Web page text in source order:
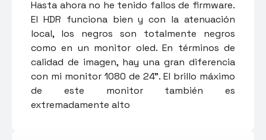
Hasta ahora no he tenido fallos de firmware.
El HDR funciona bien y con la atenuación
local, los negros son totalmente negros
como en un monitor oled. En términos de
calidad de imagen, hay una gran diferencia
con mi monitor 1080 de 24". El brillo máximo
de este monitor también es
extremadamente alto